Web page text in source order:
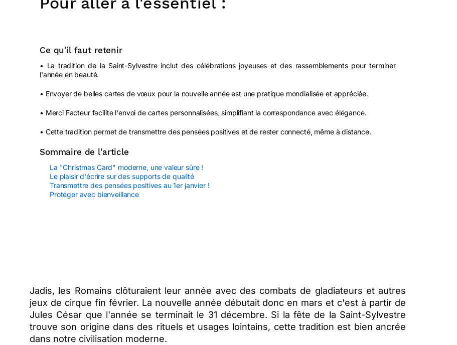
Ce qu'il faut retenir
• La tradition de la Saint-Sylvestre inclut des célébrations joyeuses et des rassemblements pour terminer
l'année en beauté.
• Envoyer de belles cartes de vœux pour la nouvelle année est une pratique mondialisée et appréciée.
• Merci Facteur facilite l'envoi de cartes personnalisées, simplifiant la correspondance avec élégance.
• Cette tradition permet de transmettre des pensées positives et de rester connecté, même à distance.
Sommaire de l'article
La "Christmas Card" moderne, une valeur sûre !
Le plaisir d'écrire sur des supports de qualité
Transmettre des pensées positives au 1er janvier !
Protéger avec bienveillance
Jadis, les Romains clôturaient leur année avec des combats de gladiateurs et autres
jeux de cirque fin février. La nouvelle année débutait donc en mars et c'est à partir de
Jules César que l'année se terminait le 31 décembre. Si la fête de la Saint-Sylvestre
trouve son origine dans des rituels et usages lointains, cette tradition est bien ancrée
dans notre civilisation moderne.